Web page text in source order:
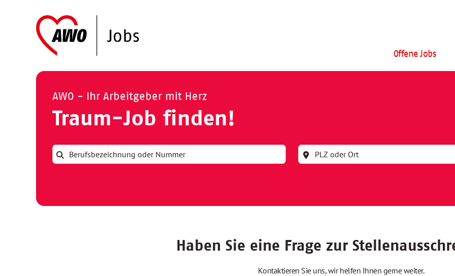
Offene Jobs
AWO - Ihr Arbeitgeber mit Herz
Traum-Job finden!
Haben Sie eine Frage zur
Kontaktieren Sie uns, wir helfen Ihnen gerne weiter.